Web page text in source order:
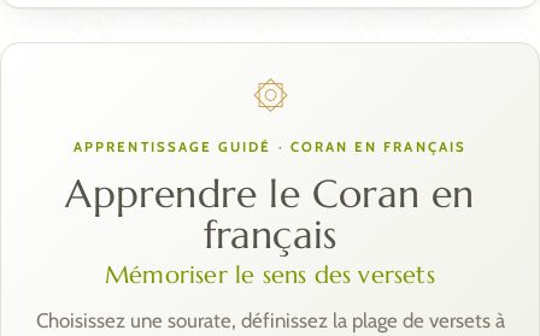
۞
APPRENTISSAGE GUIDÉ · CORAN EN FRANÇAIS
Apprendre le Coran en
français
Mémoriser le sens des versets
Choisissez une sourate, définissez la plage de versets à